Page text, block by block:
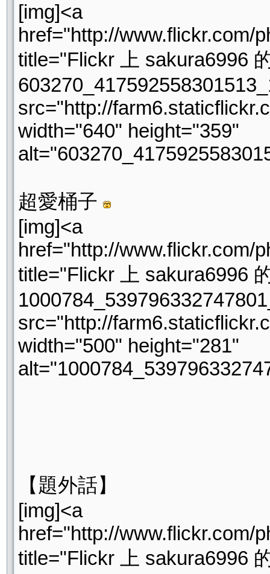
[img]<a
href="http://www.flickr.com/
title="Flickr 上 sakura6996
src="http://
width="640" height="359"
超愛桶子
[img]<a
href="http://www.flickr.com/
title="Flickr 上 sakura6996
src="http://
width="500" height="281"
【題外話】
[img]<a
href="http://www.flickr.com/
title="Flickr 上 sakura6996